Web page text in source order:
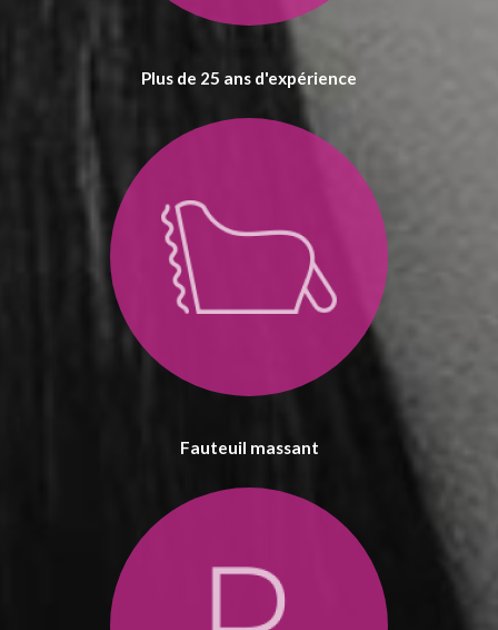
Plus de 25 ans d'expérience
Fauteuil massant